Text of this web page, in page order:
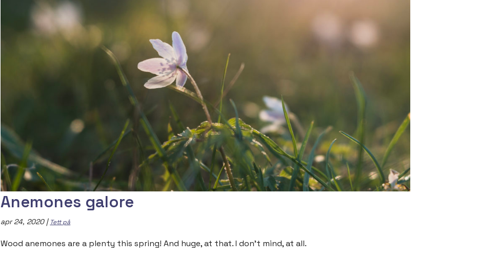
Anemones galore
apr 24, 2020| Tett på
Wood anemones are a plenty this spring! And huge, at that. I don’t mind, at all.